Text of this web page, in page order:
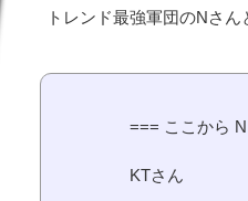
トレンド最強軍団のNさん
=== ここから
KTさん